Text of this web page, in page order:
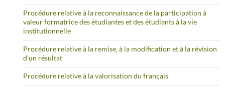
Procédure relative à la reconnaissance de la participation à
valeur formatrice des étudiantes et des étudiants à la vie
institutionnelle
Procédure relative à la remise, à la modification et à la révision
d’un résultat
Procédure relative à la valorisation du français